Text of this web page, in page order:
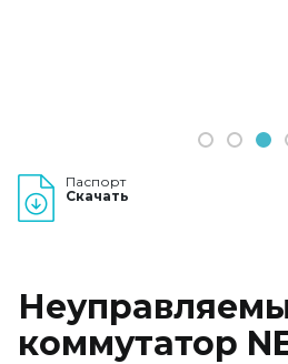
1 2 3
Паспорт
Скачать
коммутатор